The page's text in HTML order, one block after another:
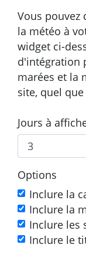
Vous pouvez
la météo à
widget ci-
d'intégration
marées et la
site, quel
Jours à
Options
Inclure la
Inclure la
Inclure les
Inclure le